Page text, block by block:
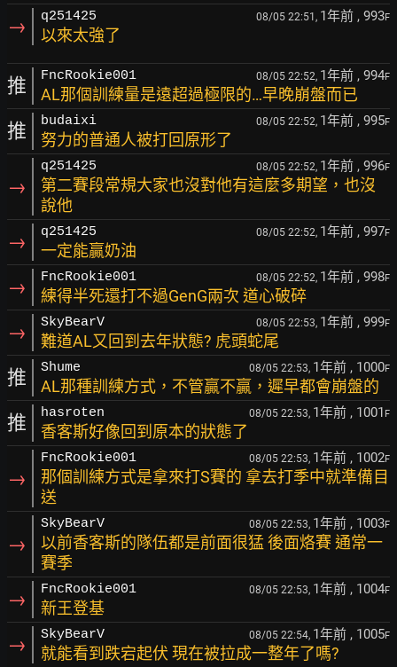
→ q251425 08/05 22:51, 1年前 , 993F
以來太強了
推 FncRookie001 08/05 22:52, 1年前 , 994F
AL那個訓練量是遠超過極限的…早晚崩盤而已
推 budaixi 08/05 22:52, 1年前 , 995F
努力的普通人被打回原形了
→
q251425 08/05 22:52, 1年前 , 996F
第二賽段常規大家也沒對他有這麼多期望，也沒
說他
→ q251425 08/05 22:52, 1年前 , 997F
一定能贏奶油
→ FncRookie001 08/05 22:52, 1年前 , 998F
練得半死還打不過GenG兩次 道心破碎
→ SkyBearV 08/05 22:53, 1年前 , 999F
難道AL又回到去年狀態? 虎頭蛇尾
推 Shume 08/05 22:53, 1年前 , 1000F
AL那種訓練方式，不管贏不贏，遲早都會崩盤的
推 hasroten 08/05 22:53, 1年前 , 1001 F
香客斯好像回到原本的狀態了
→
FncRookie001 08/05 22:53, 1年前 , 1002F
那個訓練方式是拿來打S賽的 拿去打季中就準備目
送
→
SkyBearV 08/05 22:53, 1年前 , 1003F
以前香客斯的隊伍都是前面很猛 後面烙賽 通常一
賽季
→ FncRookie001 08/05 22:53, 1年前 , 1004F
新王登基
→ SkyBearV 08/05 22:54, 1年前 , 1005F
就能看到跌宕起伏 現在被拉成一整年了嗎?